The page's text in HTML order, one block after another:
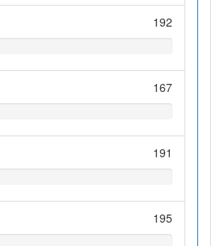
192
167
191
195